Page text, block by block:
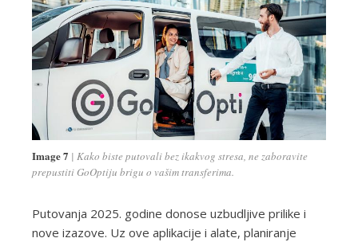
Image 7
Kako biste putovali bez ikakvog stresa, ne zaboravite
prepustiti GoOptiju brigu o vašim transferima.
Putovanja 2025. godine donose uzbudljive prilike i
nove izazove. Uz ove aplikacije i alate, planiranje